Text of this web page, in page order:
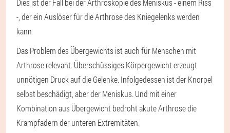
Dies ist der Fall bei der Arthroskopie des Meniskus - einem Riss
-, der ein Auslöser für die Arthrose des Kniegelenks werden
kann
Das Problem des Übergewichts ist auch für Menschen mit
Arthrose relevant. Überschüssiges Körpergewicht erzeugt
unnötigen Druck auf die Gelenke. Infolgedessen ist der Knorpel
selbst beschädigt, aber der Meniskus. Und mit einer
Kombination aus Übergewicht bedroht akute Arthrose die
Krampfadern der unteren Extremitäten.